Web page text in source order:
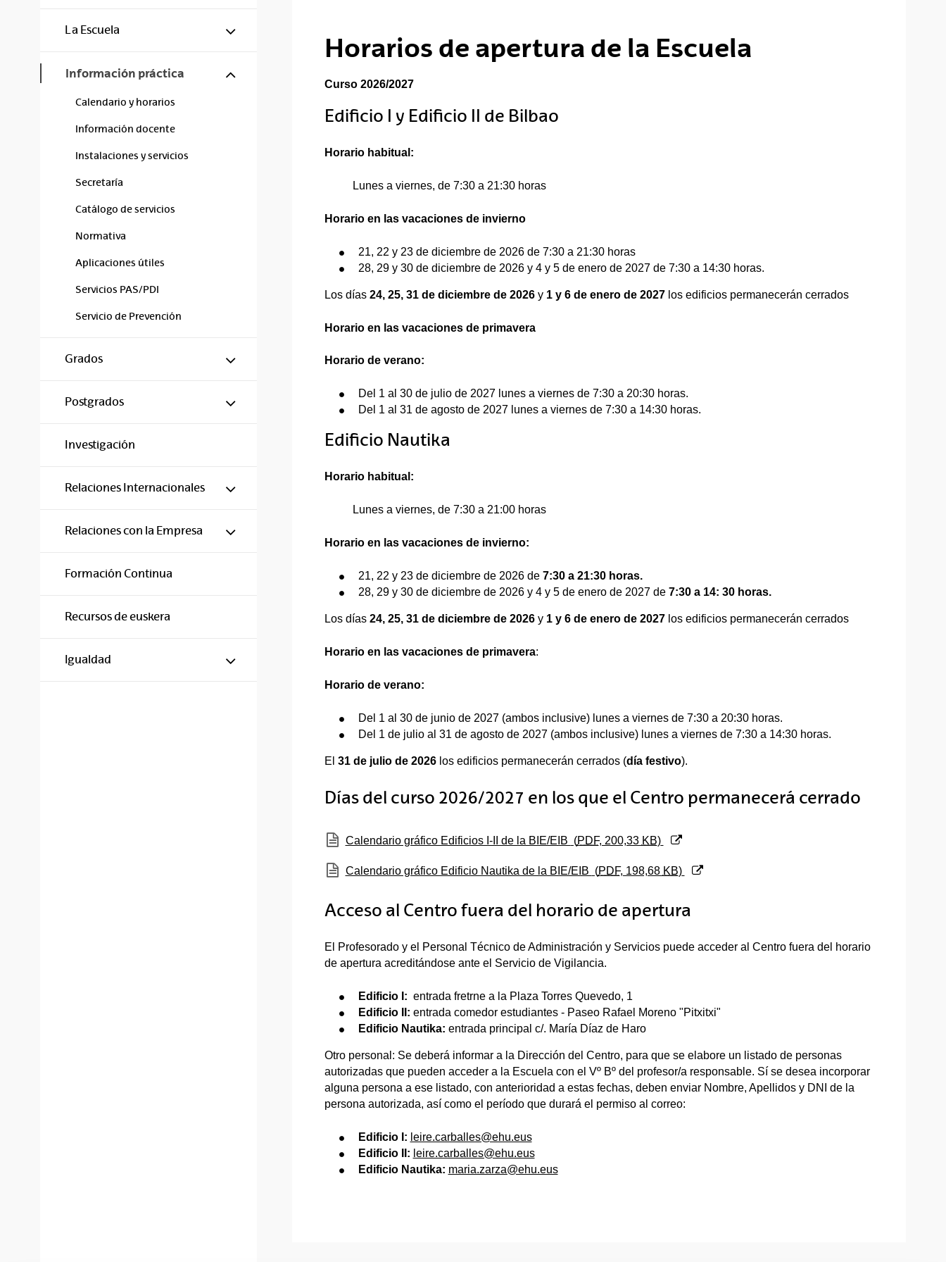
La Escuela Mostrar/ocultar subpáginas
Información práctica Mostrar/ocultar subpáginas
Calendario y horarios
Información docente
Instalaciones y servicios
Secretaría
Catálogo de servicios
Normativa
Aplicaciones útiles
Servicios PAS/PDI
Servicio de Prevención
Grados Mostrar/ocultar subpáginas
Postgrados Mostrar/ocultar subpáginas
Investigación
Relaciones Internacionales Mostrar/ocultar subpáginas
Relaciones con la Empresa Mostrar/ocultar subpáginas
Formación Continua
Recursos de euskera
Igualdad Mostrar/ocultar subpáginas
Horarios de apertura de la Escuela
Curso 2026/2027
Edificio I y Edificio II de Bilbao
Horario habitual:
Lunes a viernes, de 7:30 a 21:30 horas
Horario en las vacaciones de invierno
21, 22 y 23 de diciembre de 2026 de 7:30 a 21:30 horas
28, 29 y 30 de diciembre de 2026 y 4 y 5 de enero de 2027 de 7:30 a 14:30 horas.
Los días 24, 25, 31 de diciembre de 2026y 1 y 6 de enero de 2027los edificios permanecerán cerrados
Horario en las vacaciones de primavera
Horario de verano:
Del 1 al 30 de julio de 2027 lunes a viernes de 7:30 a 20:30 horas.
Del 1 al 31 de agosto de 2027 lunes a viernes de 7:30 a 14:30 horas.
Edificio Nautika
Horario habitual:
Lunes a viernes, de 7:30 a 21:00 horas
Horario en las vacaciones de invierno:
21, 22 y 23 de diciembre de 2026 de 7:30 a 21:30 horas.
28, 29 y 30 de diciembre de 2026 y 4 y 5 de enero de 2027 de7:30 a 14: 30 horas.
Los días 24, 25, 31 de diciembre de 2026y 1 y 6 de enero de 2027 los edificios permanecerán cerrados
Horario en las vacaciones de primavera:
Horario de verano:
Del 1 al 30 de junio de 2027 (ambos inclusive) lunes a viernes de 7:30 a 20:30 horas.
Del 1 de julio al 31 de agosto de 2027 (ambos inclusive) lunes a viernes de 7:30 a 14:30 horas.
El 31 de julio de 2026los edificios permanecerán cerrados (día festivo).
Días del curso 2026/2027 en los que el Centro permanecerá cerrado
(Abre una nueva ventana)
Calendario gráfico Edificios I-II de la BIE/EIB (PDF, 200,33 KB)
(Abre una nueva ventana)
Calendario gráfico Edificio Nautika de la BIE/EIB (PDF, 198,68 KB)
Acceso al Centro fuera del horario de apertura
El Profesorado y el Personal Técnico de Administración y Servicios puede acceder al Centro fuera del horario
de apertura acreditándose ante el Servicio de Vigilancia.
Edificio I: entrada fretrne a la Plaza Torres Quevedo, 1
Edificio II: entrada comedor estudiantes - Paseo Rafael Moreno "Pitxitxi"
Edificio Nautika: entrada principal c/. María Díaz de Haro
Otro personal: Se deberá informar a la Dirección del Centro, para que se elabore un listado de personas
autorizadas que pueden acceder a la Escuela con el Vº Bº del profesor/a responsable. Sí se desea incorporar
alguna persona a ese listado, con anterioridad a estas fechas, deben enviar Nombre, Apellidos y DNI de la
persona autorizada, así como el período que durará el permiso al correo:
Edificio I: leire.carballes@ehu.eus
Edificio II: leire.carballes@ehu.eus
Edificio Nautika: maria.zarza@ehu.eus